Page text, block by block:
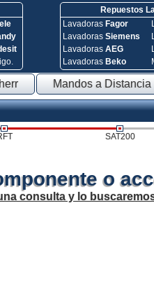
Repuestos
Lavadoras Fagor
Lavadoras Siemens
Lavadoras AEG
Lavadoras Beko
Mandos a Distancia
SAT200
o
consulta y lo